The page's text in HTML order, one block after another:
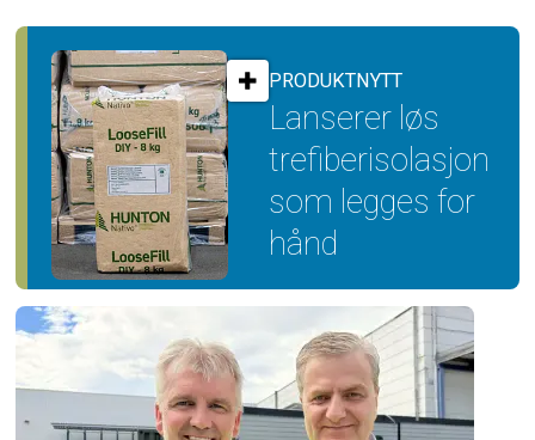
PRODUKTNYTT
Lanserer løs
trefiber­isolasjon
som legges for
hånd